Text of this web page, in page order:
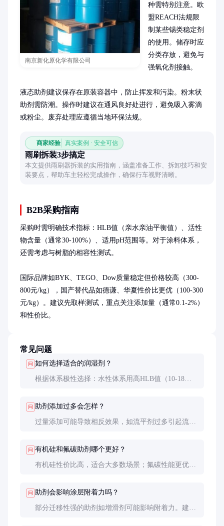
南京新化原化学有限公司
种需特别注意。欧
盟REACH法规限
制某些锡类稳定剂
的使用。储存时应
分类存放，避免与
强氧化剂接触。
液态助剂建议保存在原装容器中，防止挥发和污染。粉末状
助剂需防潮。操作时建议在通风良好处进行，避免吸入雾滴
或粉尘。废弃处理应遵循当地环保法规。
商家经验 真实案例 · 安全可信
雨刷拆装3步搞定
本文提供雨刷器拆装的实用指南，涵盖准备工作、拆卸技巧和安
装要点，帮助车主轻松完成操作，确保行车视野清晰。
B2B采购指南
采购时需明确技术指标：HLB值（亲水亲油平衡值）、活性
物含量（通常30-100%）、适用pH范围等。对于涂料体系，
还需考虑与树脂的相容性测试。
国际品牌如BYK、TEGO、Dow质量稳定但价格较高（300-
800元/kg），国产替代品如德谦、华夏性价比更优（100-300
元/kg）。建议先取样测试，重点关注添加量（通常0.1-2%）
和性价比。
常见问题
问 如何选择适合的润湿剂？
根据体系极性选择：水性体系用高HLB值（10-18）
<10°。
问 助剂添加过多会怎样？
过量添加可能导致相反效果，如流平剂过多引起流
问 有机硅和氟碳助剂哪个更好？
有机硅性价比高，适合大多数场景；氟碳性能更优异
问 助剂会影响涂层附着力吗？
部分迁移性强的助剂如增滑剂可能影响附着力。建议